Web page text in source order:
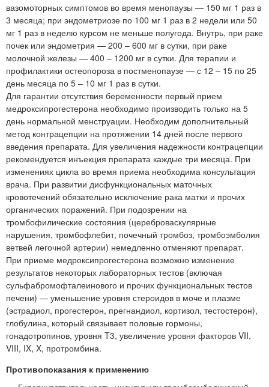
вазомоторных симптомов во время менопаузы — 150 мг 1 раз в
3 месяца; при эндометриозе по 100 мг 1 раз в 2 недели или 50
мг 1 раз в неделю курсом не меньше полугода. Внутрь, при раке
почек или эндометрия — 200 – 600 мг в сутки, при раке
молочной железы — 400 – 1200 мг в сутки. Для терапии и
профилактики остеопороза в постменопаузе — с 12 – 15 по 25
день месяца по 5 – 10 мг 1 раз в сутки.
Для гарантии отсутствия беременности первый прием
медроксипрогестерона необходимо производить только на 5
день нормальной менструации. Необходим дополнительный
метод контрацепции на протяжении 14 дней после первого
введения препарата. Для увеличения надежности контрацепции
рекомендуется инъекция препарата каждые три месяца. При
изменениях цикла во время приема необходима консультация
врача. При развитии дисфункциональных маточных
кровотечений обязательно исключение рака матки и прочих
органических поражений. При подозрении на
тромбофилические состояния (цереброваскулярные
нарушения, тромбофлебит, почечный тромбоз, тромбоэмболия
ветвей легочной артерии) немедленно отменяют препарат.
При приеме медроксипрогестерона возможно изменение
результатов некоторых лабораторных тестов (включая
сульфабромофталеинового и прочих функциональных тестов
печени) — уменьшение уровня стероидов в моче и плазме
(эстрадиол, прогестерон, прегнандиол, кортизол, тестостерон),
глобулина, который связывает половые гормоны,
гонадотропинов, уровня T3, увеличение уровня факторов VII,
VIII, IX, X, протромбина.
Противопоказания к применению